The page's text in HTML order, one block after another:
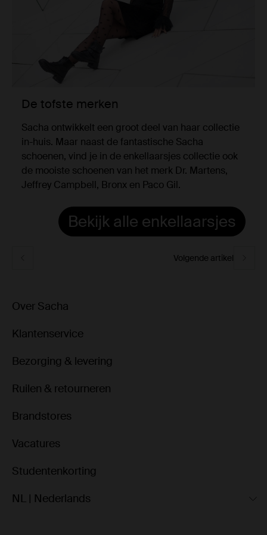
De tofste merken
Sacha ontwikkelt een groot deel van haar collectie
in-huis. Maar naast de fantastische Sacha
schoenen, vind je in de enkellaarsjes collectie ook
de mooiste schoenen van het merk Dr. Martens,
Jeffrey Campbell, Bronx en Paco Gil.
Bekijk alle enkellaarsjes
Volgende artikel
Over Sacha
Klantenservice
Bezorging & levering
Ruilen & retourneren
Brandstores
Vacatures
Studentenkorting
NL | Nederlands